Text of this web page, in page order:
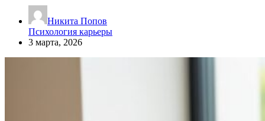
Никита Попов
Психология карьеры
3 марта, 2026